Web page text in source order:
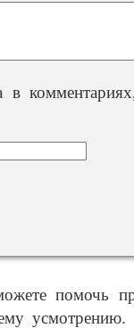
помочь